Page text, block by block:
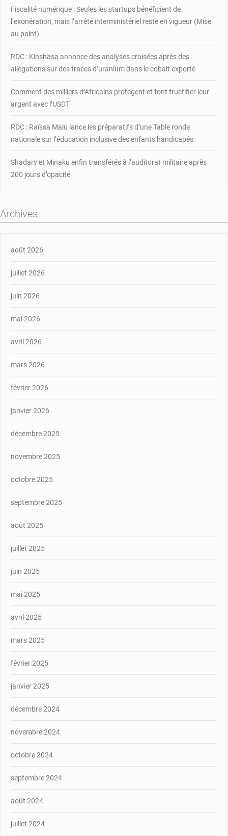
Ranson
le
1èr
Fiscalité numérique : Seules les startups bénéficient de
l’exonération, mais l’arrêté interministériel reste en vigueur (Mise
au point)
RDC : Kinshasa annonce des analyses croisées après des
allégations sur des traces d’uranium dans le cobalt exporté
Comment des milliers d’Africains protègent et font fructifier leur
argent avec l’USDT
RDC : Raïssa Malu lance les préparatifs d’une Table ronde
nationale sur l’éducation inclusive des enfants handicapés
Shadary et Minaku enfin transférés à l’auditorat militaire après
200 jours d’opacité
Archives
août 2026
juillet 2026
juin 2026
mai 2026
avril 2026
mars 2026
février 2026
janvier 2026
décembre 2025
novembre 2025
octobre 2025
septembre 2025
août 2025
juillet 2025
juin 2025
mai 2025
avril 2025
mars 2025
février 2025
janvier 2025
décembre 2024
novembre 2024
octobre 2024
septembre 2024
août 2024
juillet 2024